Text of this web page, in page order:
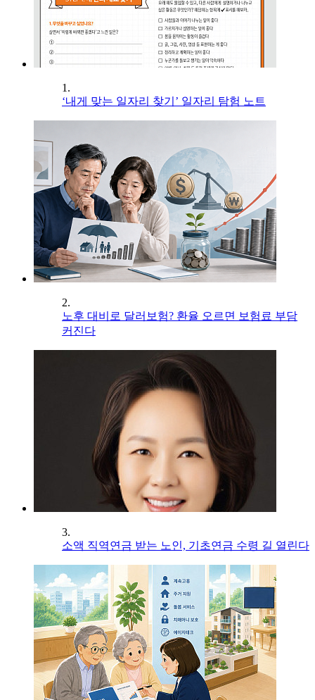
1.
‘내게 맞는 일자리 찾기’ 일자리 탐험 노트
2.
노후 대비로 달러보험? 환율 오르면 보험료 부담
커진다
3.
소액 직역연금 받는 노인, 기초연금 수령 길 열린다